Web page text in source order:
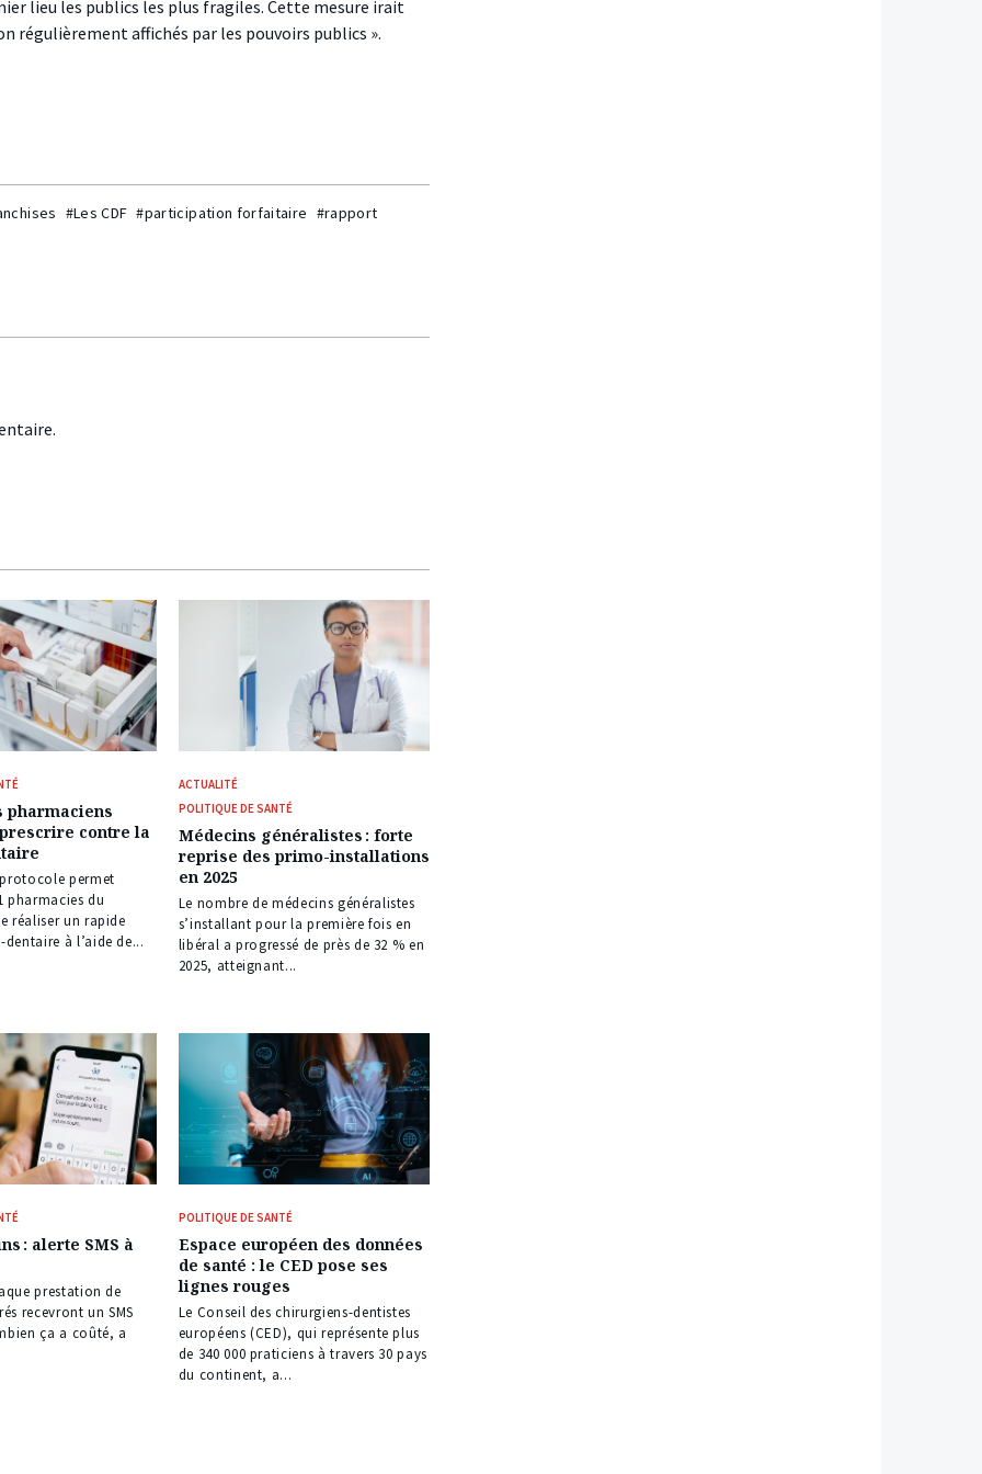
lieu les publics les plus fragiles. Cette mesure irait
régulièrement affichés par les pouvoirs publics ».
#Les CDF #participation forfaitaire #rapport
pharmaciens
contre la
permet
pharmacies du
réaliser un rapide
à l’aide de...
ACTUALITÉ
POLITIQUE DE SANTÉ
Médecins généralistes : forte
reprise des primo-installations
en 2025
Le nombre de médecins généralistes
s’installant pour la première fois en
libéral a progressé de près de 32 % en
2025, atteignant...
: alerte SMS à
prestation de
recevront un SMS
ça a coûté, a
POLITIQUE DE SANTÉ
Espace européen des données
de santé : le CED pose ses
lignes rouges
Le Conseil des chirurgiens-dentistes
européens (CED), qui représente plus
de 340 000 praticiens à travers 30 pays
du continent, a...